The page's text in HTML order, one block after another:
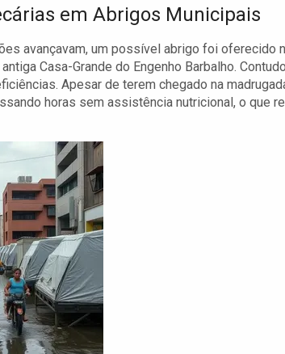
em Abrigos Municipais
avançavam, um possível abrigo foi oferecido
Casa-Grande do Engenho Barbalho.
Apesar de terem chegado na
horas sem assistência nutricional, o que